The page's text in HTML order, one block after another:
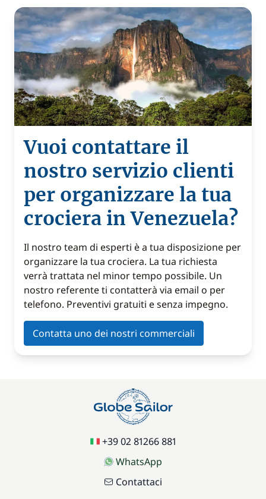
Vuoi contattare il
nostro servizio clienti
per organizzare la tua
crociera in Venezuela?
Il nostro team di esperti è a tua disposizione per
organizzare la tua crociera. La tua richiesta
verrà trattata nel minor tempo possibile. Un
nostro referente ti contatterà via email o per
telefono. Preventivi gratuiti e senza impegno.
Contatta uno dei nostri commerciali
+39 02 81266 881
WhatsApp
Contattaci